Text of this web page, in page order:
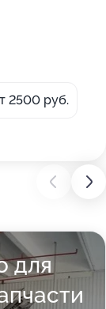
2500 руб.
для